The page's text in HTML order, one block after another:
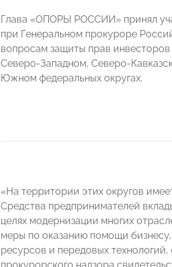
Глава «ОПОРЫ РОССИИ» принял
при Генеральном прокуроре
вопросам защиты прав
Северо-Западном, Северо-
Южном федеральных округах.
«На территории этих округов
Средства предпринимателей
целях модернизации многих
меры по оказанию помощи
ресурсов и передовых